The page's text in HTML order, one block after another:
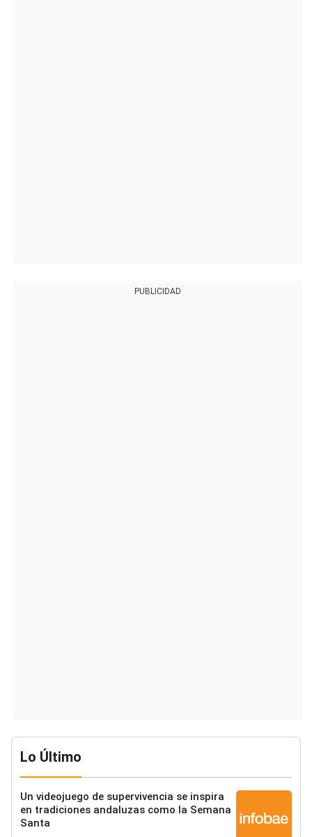
PUBLICIDAD
Lo Último
Un videojuego de supervivencia se inspira
en tradiciones andaluzas como la Semana
Santa